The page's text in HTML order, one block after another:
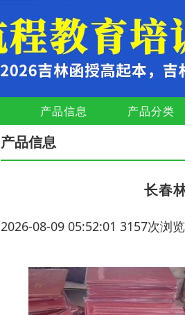
产品信息 产品分类
产品信息
长春
2026-08-09 05:52:01 3157次浏览